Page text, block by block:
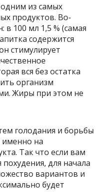
из самых
продуктов. Во-
в 100 мл 1,5 % (самая
содержится
стимулирует
вся без остатка
организм
Жиры при этом не
голодания и борьбы
на
Так что если вам
для начала
вариантов и
будет